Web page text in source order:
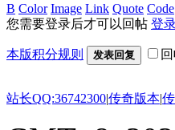
B Color Image Link Quote Code
您需要登录后才可以回帖 登
本版积分规则 发表回复
站长QQ:36742300|传奇版本|